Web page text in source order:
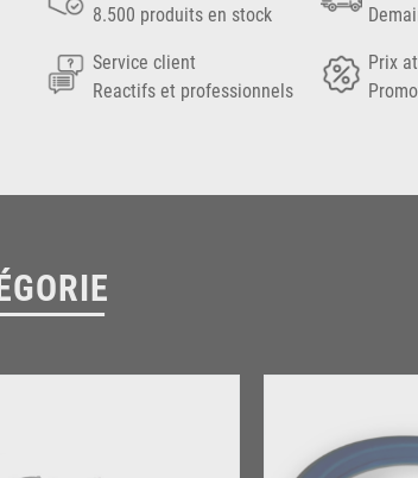
8.500 produits en stock
Service client
Reactifs et professionnels
Prix